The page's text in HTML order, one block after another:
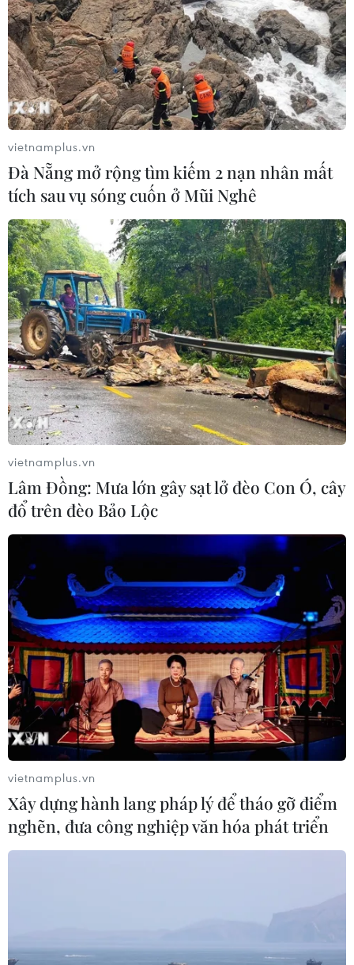
Sáng 4/5 theo giờ Singapore, giá bitcoin đã tăng 1,9%
lên mức 80.393 USD đổi 1 bitcoin, mức cao nhất kể từ
ngày 31/1, giữa lúc thị trường chứng khoán châu Á đang
tiến gần tới các mốc kỷ lục.
vietnamplus.vn
Đà Nẵng mở rộng tìm kiếm 2 nạn nhân mất
tích sau vụ sóng cuốn ở Mũi Nghê
vietnamplus.vn
Lâm Đồng: Mưa lớn gây sạt lở đèo Con Ó, cây
đổ trên đèo Bảo Lộc
vietnamplus.vn
Xây dựng hành lang pháp lý để tháo gỡ điểm
nghẽn, đưa công nghiệp văn hóa phát triển